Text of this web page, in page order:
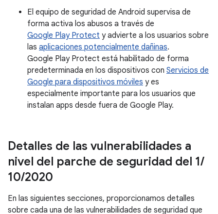
El equipo de seguridad de Android supervisa de
forma activa los abusos a través de
Google Play Protect y advierte a los usuarios sobre
las aplicaciones potencialmente dañinas.
Google Play Protect está habilitado de forma
predeterminada en los dispositivos con Servicios de
Google para dispositivos móviles y es
especialmente importante para los usuarios que
instalan apps desde fuera de Google Play.
Detalles de las vulnerabilidades a
nivel del parche de seguridad del 1/
10/2020
En las siguientes secciones, proporcionamos detalles
sobre cada una de las vulnerabilidades de seguridad que